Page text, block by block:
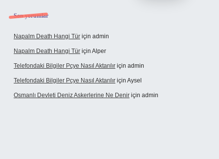
Son yorumlar
Napalm Death Hangi Tür için admin
Napalm Death Hangi Tür için Alper
Telefondaki Bilgiler Pcye Nasıl Aktarılır için admin
Telefondaki Bilgiler Pcye Nasıl Aktarılır için Aysel
Osmanlı Devleti Deniz Askerlerine Ne Denir için admin